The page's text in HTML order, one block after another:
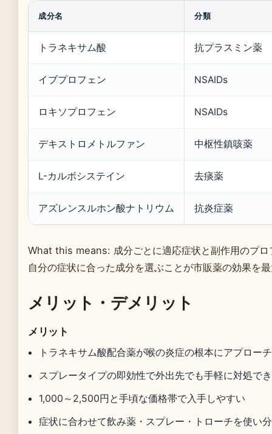
成分名 分類
トラネキサム酸 抗プラスミン薬
イブプロフェン NSAIDs
ロキソプロフェン NSAIDs
デキストロメトルファン 中枢性鎮咳薬
L-カルボシステイン 去痰薬
アズレンスルホン酸ナトリウム 抗炎症薬
What this means: 成分ごとに適応症状と副作用のプロ
自分の症状に合った成分を選ぶことが市販薬の効果を
メリット・デメリット
メリット
トラネキサム酸配合薬が喉の炎症の根本にアプロー
スプレータイプの即効性で外出先でも手軽に対処で
1,000～2,500円と手頃な価格帯で入手しやすい
症状に合わせて飲み薬・スプレー・トローチを使い